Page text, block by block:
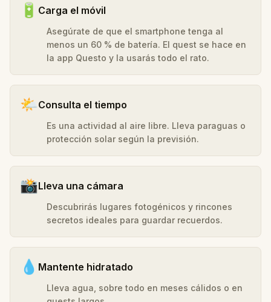
🔋 Carga el móvil
Asegúrate de que el smartphone tenga al
menos un 60 % de batería. El quest se hace en
la app Questo y la usarás todo el rato.
🌤️Consulta el tiempo
Es una actividad al aire libre. Lleva paraguas o
protección solar según la previsión.
📸Lleva una cámara
Descubrirás lugares fotogénicos y rincones
secretos ideales para guardar recuerdos.
💧 Mantente hidratado
Lleva agua, sobre todo en meses cálidos o en